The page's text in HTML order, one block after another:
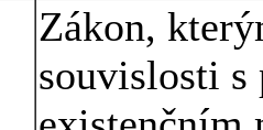
Zákon,
souvislosti